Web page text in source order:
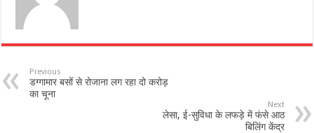
Previous
डग्गामार बसों से रोजाना लग रहा दो करोड़
का चूना
Next
लेसा, ई-सुविधा के लफड़े में फंसे आठ
बिलिंग केंद्र